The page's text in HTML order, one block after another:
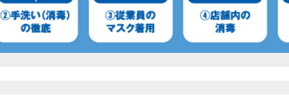
MOVIE 【ホンダ バイク】バイクを
MOVIE 【ホンダ バイク】
MOVIE 【ホンダ バイク】DCTが搭